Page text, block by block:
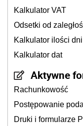
Kalkulator VAT
Odsetki od
Kalkulator ilości dni
Kalkulator dat
Aktywne
Rachunkowość
Postępowanie
Druki i formularze